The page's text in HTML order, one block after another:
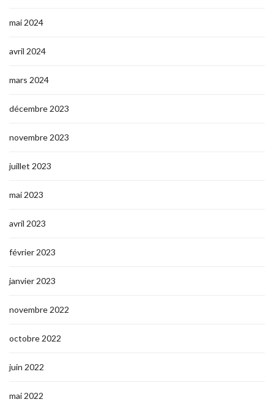
mai 2024
avril 2024
mars 2024
décembre 2023
novembre 2023
juillet 2023
mai 2023
avril 2023
février 2023
janvier 2023
novembre 2022
octobre 2022
juin 2022
mai 2022